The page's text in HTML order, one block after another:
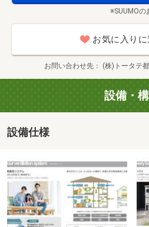
福岡市立「七隈」小学校まで640m
【所要時間/内容】
・現地/物件見学（30分～）
・資金計画のご相談（15分～）
ご希望の時間に合わせて、ご対
※SUUMOの
お気に入り
お問い合わせ先 (株)トータテ
設備・
設備仕様